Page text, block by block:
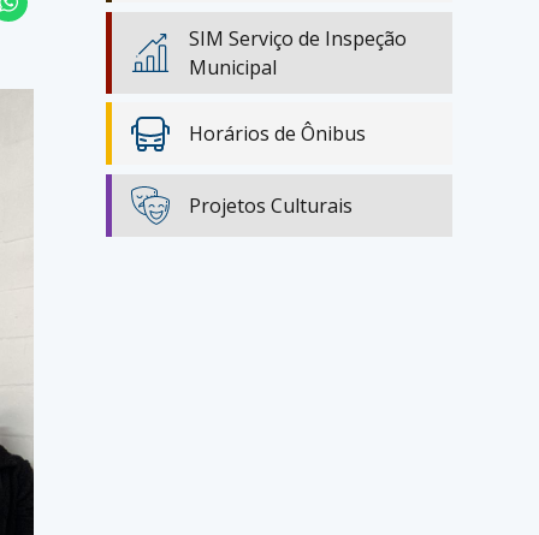
SIM Serviço de Inspeção
Municipal
Horários de Ônibus
Projetos Culturais